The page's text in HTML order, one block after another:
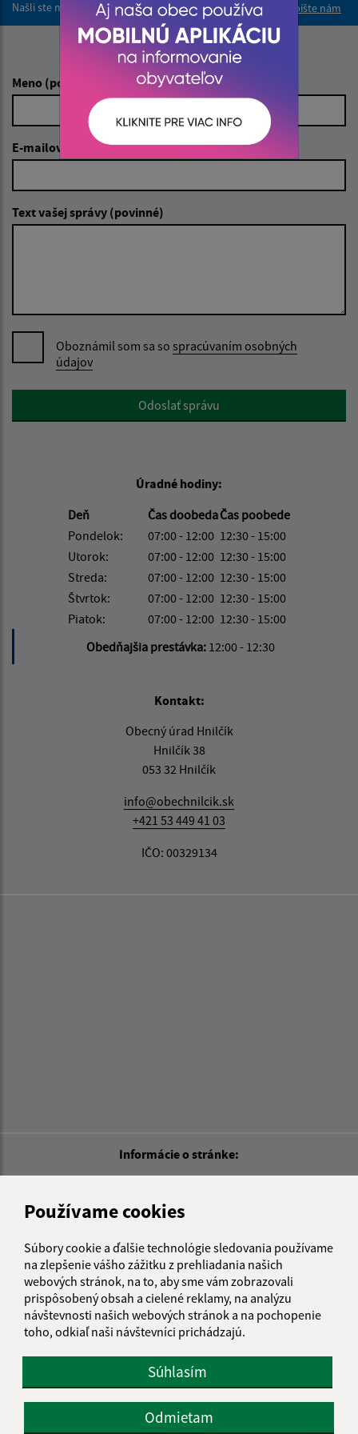
Používame cookies
Súbory cookie a ďalšie technológie sledovania používame
na zlepšenie vášho zážitku z prehliadania našich
webových stránok, na to, aby sme vám zobrazovali
prispôsobený obsah a cielené reklamy, na analýzu
návštevnosti našich webových stránok a na pochopenie
toho, odkiaľ naši návštevníci prichádzajú.
Súhlasím
Odmietam
Našli ste na stránke chybu?
Napíšte nám
Napíšte nám:
Meno (povinné)
E-mailová adresa (povinné)
Text vašej správy (povinné)
Oboznámil som sa so spracúvaním osobných
údajov
Google reCaptcha ResponseOdoslať správu
Úradné hodiny:
Deň
Čas doobedaČas poobede
Pondelok:
07:00 - 12:00 12:30 - 15:00
Utorok:
07:00 - 12:00 12:30 - 15:00
Streda:
07:00 - 12:00 12:30 - 15:00
Štvrtok:
07:00 - 12:00 12:30 - 15:00
Piatok:
07:00 - 12:00 12:30 - 15:00
Obedňajšia prestávka: 12:00 - 12:30
Kontakt:
Obecný úrad Hnilčík
Hnilčík 38
053 32 Hnilčík
info@obechnilcik.sk
+421 53 449 41 03
IČO: 00329134
Informácie o stránke:
Autorské práva
Ochrana osobných údajov
Navigácia:
Vytlačiť aktuálnu stránku
Mapa stránok
Cookies
Aktuality
História
Fotogaléria